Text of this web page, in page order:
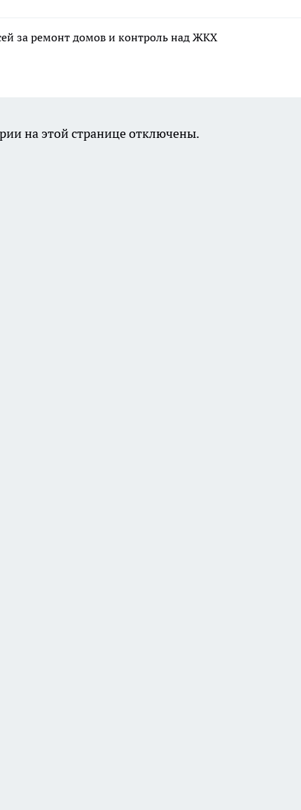
за ремонт домов и контроль над ЖКХ
на этой странице отключены.